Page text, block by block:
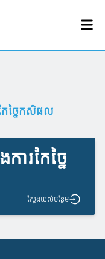
ែច្នៃកសិផល
ារកែច្នៃ
ស្វែង​យល់​បន្ថែម